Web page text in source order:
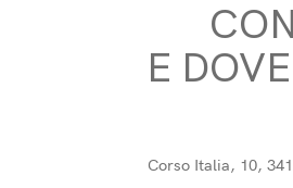
E
Corso Italia, 10,